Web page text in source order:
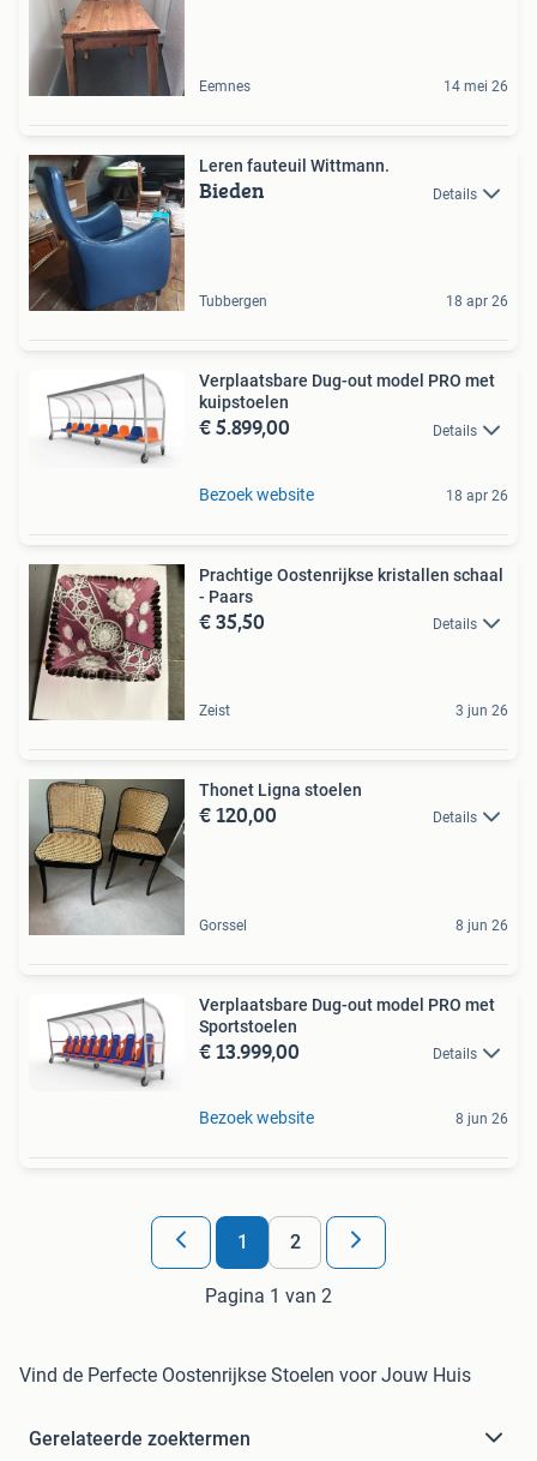
Eemnes 14 mei 26
Leren fauteuil Wittmann.
Bieden Details
Tubbergen 18 apr 26
Verplaatsbare Dug-out model PRO met
kuipstoelen
€ 5.899,00 Details
Bezoek website 18 apr 26
Prachtige Oostenrijkse kristallen schaal
- Paars
€ 35,50 Details
Zeist 3 jun 26
Thonet Ligna stoelen
€ 120,00 Details
Gorssel 8 jun 26
Verplaatsbare Dug-out model PRO met
Sportstoelen
€ 13.999,00 Details
Bezoek website 8 jun 26
1 2
Pagina 1 van 2
Vind de Perfecte Oostenrijkse Stoelen voor Jouw Huis
Gerelateerde zoektermen